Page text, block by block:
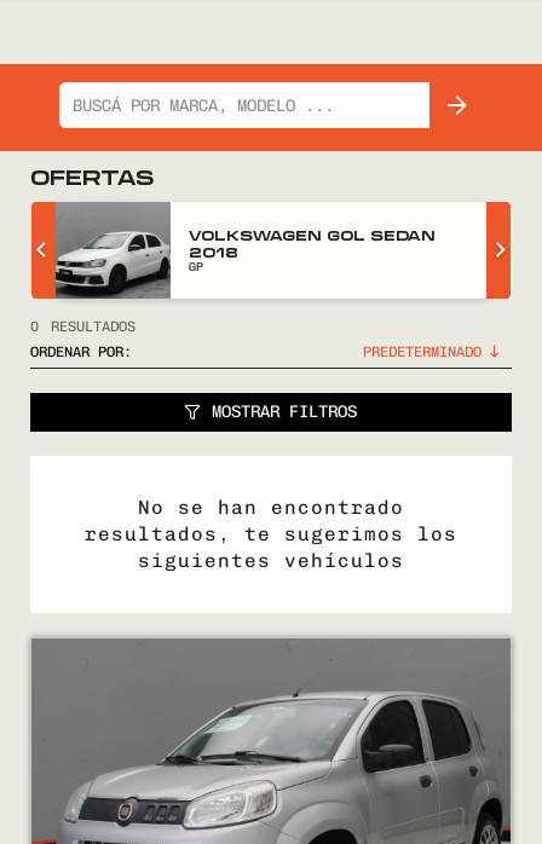
COMPRÁ
VENDÉ
OFERTAS
VOLKSWAGEN GOL SEDAN
2018
GP
0
RESULTADOS
ORDENAR POR:
MOSTRAR FILTROS
No se han encontrado
resultados, te sugerimos los
siguientes vehículos